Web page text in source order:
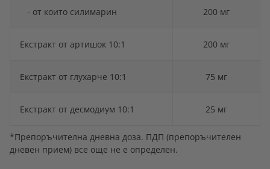
- от които силимарин 200 мг
Екстракт от артишок 10:1 200 мг
Екстракт от глухарче 10:1 75 мг
Екстракт от десмодиум 10:1 25 мг
*Препоръчителна дневна доза. ПДП (препоръчителен
дневен прием) все още не е определен.